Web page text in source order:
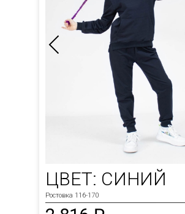
ЦВЕТ: СИНИЙ
Ростовка 116-170